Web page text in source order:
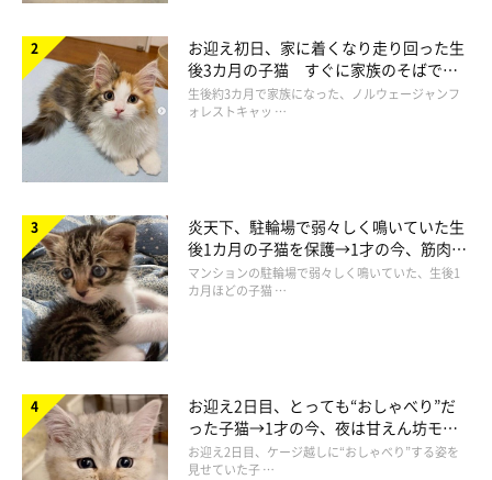
お迎え初日、家に着くなり走り回った生
後3カ月の子猫 すぐに家族のそばで落
ち着く姿に「迎えてよかった」
生後約3カ月で家族になった、ノルウェージャンフ
ォレストキャッ …
炎天下、駐輪場で弱々しく鳴いていた生
後1カ月の子猫を保護→1才の今、筋肉質
でツンデレなコに成長
マンションの駐輪場で弱々しく鳴いていた、生後1
カ月ほどの子猫 …
お迎え2日目、とっても“おしゃべり”だ
った子猫→1才の今、夜は甘えん坊モー
ドになるコに成長！
お迎え2日目、ケージ越しに“おしゃべり”する姿を
見せていた子 …